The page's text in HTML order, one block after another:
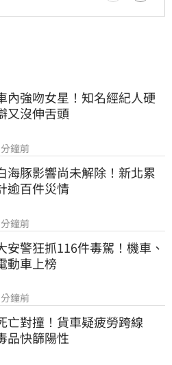
內強吻女星！知名經紀人硬
又沒伸舌頭
鐘前
海豚影響尚未解除！新北累
逾百件災情
鐘前
安警狂抓116件毒駕！機車、
動車上榜
鐘前
亡對撞！貨車疑疲勞跨線
品快篩陽性